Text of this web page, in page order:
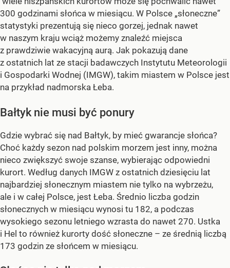
300 godzinami słońca w miesiącu. W Polsce „słoneczne”
statystyki prezentują się nieco gorzej, jednak nawet
w naszym kraju wciąż możemy znaleźć miejsca
z prawdziwie wakacyjną aurą. Jak pokazują dane
z ostatnich lat ze stacji badawczych Instytutu Meteorologii
i Gospodarki Wodnej (IMGW), takim miastem w Polsce jest
na przykład nadmorska Łeba.
Bałtyk nie musi być ponury
Gdzie wybrać się nad Bałtyk, by mieć gwarancje słońca?
Choć każdy sezon nad polskim morzem jest inny, można
nieco zwiększyć swoje szanse, wybierając odpowiedni
kurort. Według danych IMGW z ostatnich dziesięciu lat
najbardziej słonecznym miastem nie tylko na wybrzeżu,
ale i w całej Polsce, jest Łeba. Średnio liczba godzin
słonecznych w miesiącu wynosi tu 182, a podczas
wysokiego sezonu letniego wzrasta do nawet 270. Ustka
i Hel to również kurorty dość słoneczne – ze średnią liczbą
173 godzin ze słońcem w miesiącu.